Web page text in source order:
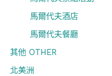
馬爾代夫酒店
馬爾代夫餐廳
其他 OTHER
北美洲